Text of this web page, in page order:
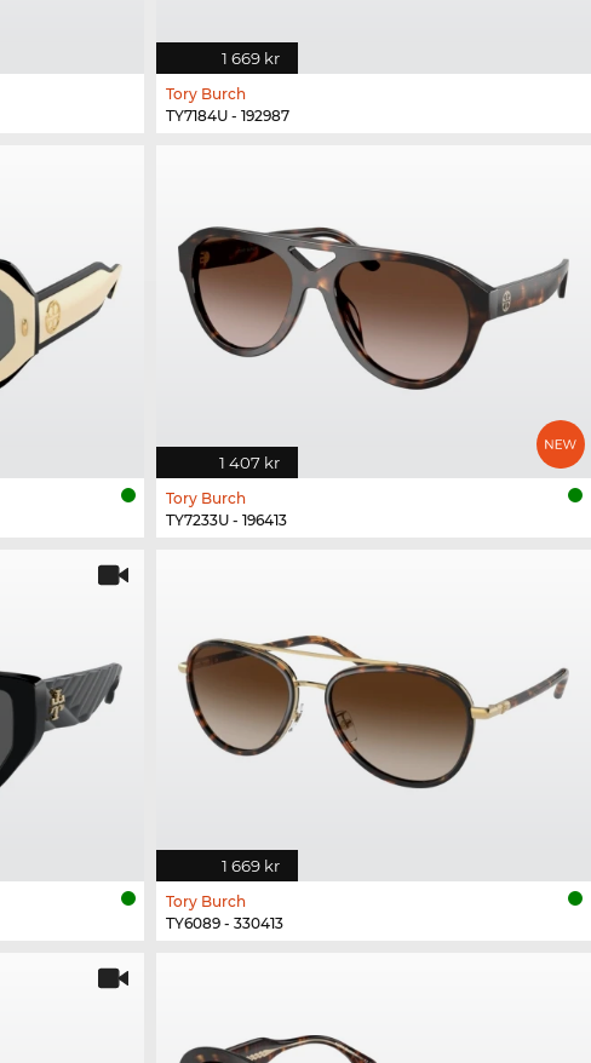
1 669 kr
Tory Burch
TY7184U - 192987
1 407 kr
Tory Burch
TY7233U - 196413
1 669 kr
Tory Burch
TY6089 - 330413